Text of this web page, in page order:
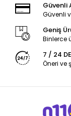
Güvenli
Güvenli
Geniş
Binlerce
7 / 24
Öneri ve